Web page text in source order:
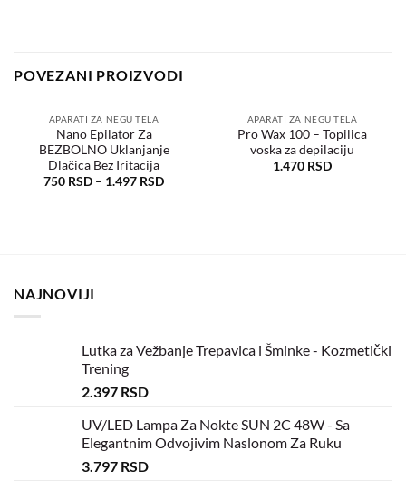
POVEZANI PROIZVODI
Dodaj
željene
APARATI ZA NEGU TELA
Nano Epilator Za
BEZBOLNO Uklanjanje
Dlačica Bez Iritacija
750 RSD – 1.497 RSD
Dodaj
APARATI ZA NEGU TELA
Pro Wax 100 – Topilica
voska za depilaciju
1.470 RSD
NAJNOVIJI
Lutka za Vežbanje Trepavica i Šminke - Kozmetički
Trening
2.397 RSD
UV/LED Lampa Za Nokte SUN 2C 48W - Sa
Elegantnim Odvojivim Naslonom Za Ruku
3.797 RSD